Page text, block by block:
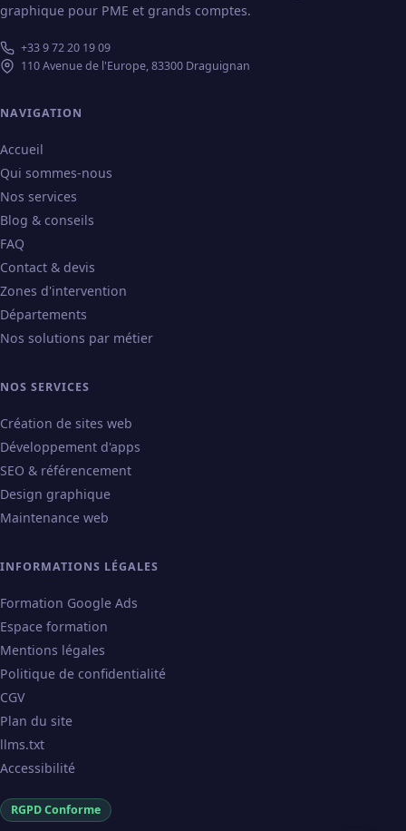
graphique pour PME et grands comptes.
+33 9 72 20 19 09
110 Avenue de l'Europe, 83300 Draguignan
NAVIGATION
Accueil
Qui sommes-nous
Nos services
Blog & conseils
FAQ
Contact & devis
Zones d'intervention
Départements
Nos solutions par métier
NOS SERVICES
Création de sites web
Développement d'apps
SEO & référencement
Design graphique
Maintenance web
INFORMATIONS LÉGALES
Formation Google Ads
Espace formation
Mentions légales
Politique de confidentialité
CGV
Plan du site
llms.txt
Accessibilité
RGPD Conforme